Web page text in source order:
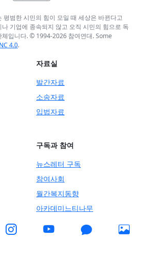
평범한 시민의 힘이 모일 때 세상은 바뀐다고
기업에 종속되지 않고 오직 시민의 힘으로 독
체입니다. © 1994-2026 참여연대. Some
4.0.
자료실
발간자료
소송자료
입법자료
구독과 참여
뉴스레터 구독
참여사회
월간복지동향
아카데미느티나무